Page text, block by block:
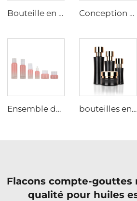
Bouteille en verre pour soins de la peau 40\/60\/100\/120ml Bouteille de lotion en verre dégradé à pompe vide rechargeable set d'emballage cosmétique Conception Unique Personnalisée Ensemble de Soins de la Peau Luxueux en Verre Transparent Bouteille Vide Emballage de Bouteilles Cosmétiques
Ensemble de Bouteilles de Verre Rose Vide de Luxe 30ml 40ml 100ml 120ml Lot de Bouteilles de Sérums et Lotion en Verre Pots à Crème Faciale
bouteilles en verre cosmétiques 50g 40ml 100ml 120ml en gros flacons pour soins de la peau bocaux cosmétiques en verre emballage cosmétique de luxe bouteilles de parfum
Flacons compte-gouttes
qualité pour huiles